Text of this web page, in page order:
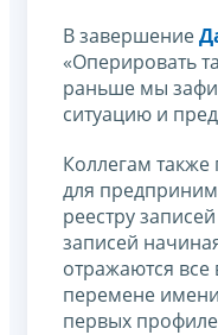
В завершение
«Оперировать
раньше мы
ситуацию и
Коллегам
для
реестру
записей
отражаются
перемене
первых